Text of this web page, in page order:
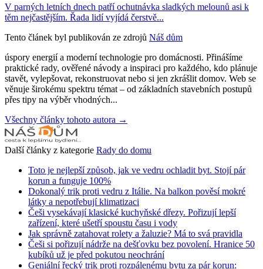
V parných letních dnech patří ochutnávka sladkých melounů asi k
těm nejčastějším. Řada lidí vyjídá čerstvě...
Tento článek byl publikován ze zdrojů Náš dům
úspory energií a moderní technologie pro domácnosti. Přinášíme
praktické rady, ověřené návody a inspiraci pro každého, kdo plánuje
stavět, vylepšovat, rekonstruovat nebo si jen zkrášlit domov. Web se
věnuje širokému spektru témat – od základních stavebních postupů
přes tipy na výběr vhodných...
Všechny články tohoto autora →
Další články z kategorie Rady do domu
Toto je nejlepší způsob, jak ve vedru ochladit byt. Stojí pár
korun a funguje 100%
Dokonalý trik proti vedru z Itálie. Na balkon pověsí mokré
látky a nepotřebují klimatizaci
Češi vysekávají klasické kuchyňské dřezy. Pořizují lepší
zařízení, které ušetří spoustu času i vody
Jak správně zatahovat rolety a žaluzie? Má to svá pravidla
Češi si pořizují nádrže na dešťovku bez povolení. Hranice 50
kubíků už je před pokutou neochrání
Geniální řecký trik proti rozpálenému bytu za pár korun: